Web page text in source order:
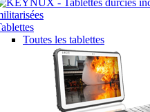
Toutes les tablettes